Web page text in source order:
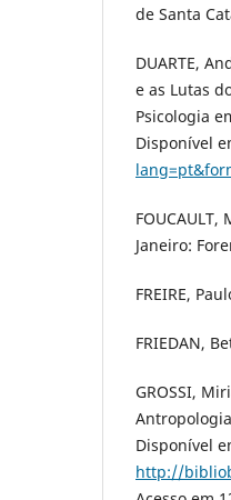
de Santa
DUARTE,
e as Lutas
Psicologia
Disponível
Janeiro:
FREIRE,
FRIEDAN,
GROSSI,
Antropologia
Disponível
http://